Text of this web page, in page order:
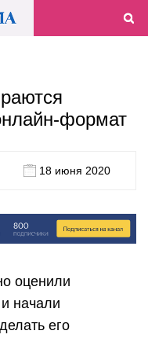
формат
18 июня 2020
оценили
начали
его